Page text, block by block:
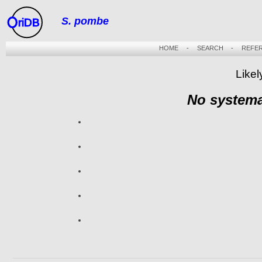
riDB S. pombe
HOME- SEARCH -
No